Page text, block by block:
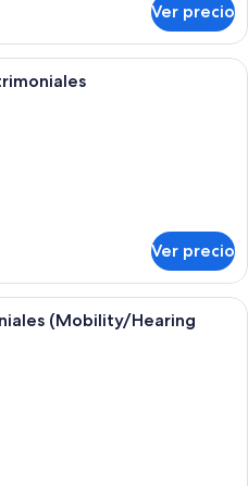
Ver precio
Habitación de hotel con dos camas,
Ver precio
Habitación de hotel con dos camas,
(Mobility/Hearing